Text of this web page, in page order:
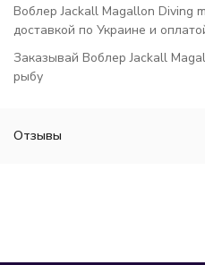
Воблер Jackall Magallon Diving
доставкой по Украине и
Заказывай Воблер Jackall
рыбу
Отзывы